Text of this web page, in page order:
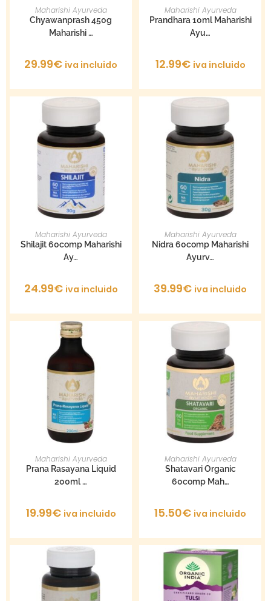
AÑADIR AL CARRITO
Maharishi Ayurveda
Chyawanprash 450g
Maharishi …
29.99€ iva incluido
AÑADIR AL CARRITO
Maharishi Ayurveda
Prandhara 10ml Maharishi
Ayu…
12.99€ iva incluido
AÑADIR AL CARRITO
Maharishi Ayurveda
Shilajit 60comp Maharishi
Ay…
24.99€ iva incluido
AÑADIR AL CARRITO
Maharishi Ayurveda
Nidra 60comp Maharishi
Ayurv…
39.99€ iva incluido
AÑADIR AL CARRITO
Maharishi Ayurveda
Prana Rasayana Liquid
200ml …
19.99€ iva incluido
AÑADIR AL CARRITO
Maharishi Ayurveda
Shatavari Organic
60comp Mah…
15.50€ iva incluido